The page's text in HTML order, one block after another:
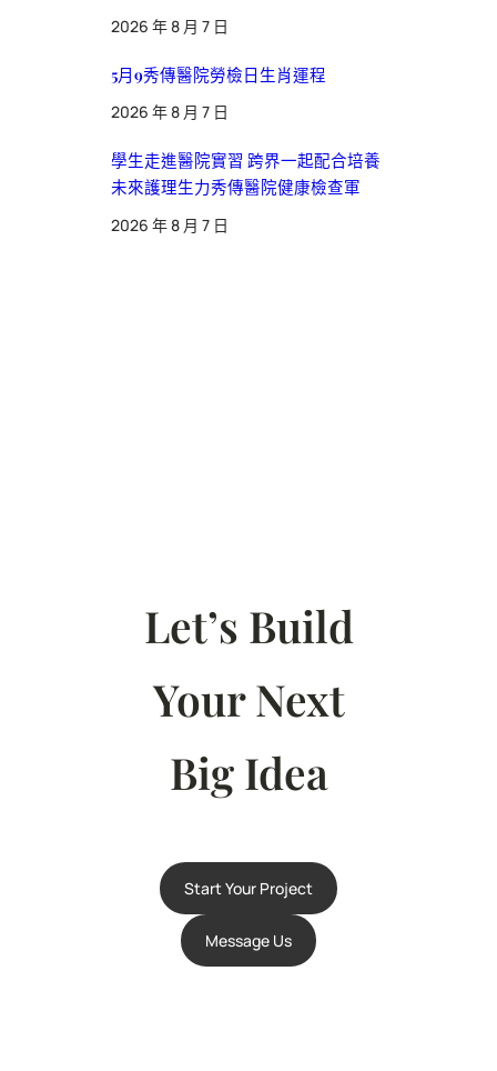
2026 年 8 月 7 日
5月9秀傳醫院勞檢日生肖運程
2026 年 8 月 7 日
學生走進醫院實習 跨界一起配合培養
未來護理生力秀傳醫院健康檢查軍
2026 年 8 月 7 日
Let’s Build
Your Next
Big Idea
Start Your Project
Message Us